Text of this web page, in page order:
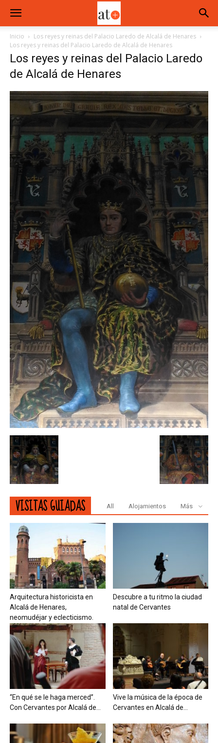
Inicio
Los reyes y reinas del Palacio Laredo de Alcalá de Henares
Los reyes y reinas del Palacio Laredo de Alcalá de Henares
Los reyes y reinas del Palacio Laredo
de Alcalá de Henares
VISITAS GUIADAS All Alojamientos Más
Arquitectura historicista en
Alcalá de Henares,
neomudéjar y eclecticismo.
Descubre a tu ritmo la ciudad
natal de Cervantes
“En qué se le haga merced”.
Con Cervantes por Alcalá de...
Vive la música de la época de
Cervantes en Alcalá de...